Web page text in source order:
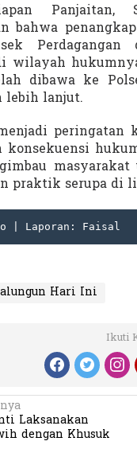
Panjaitan,
bahwa
wilayah
dibawa ke
lebih lanjut.
peringatan
konsekuensi
praktik serupa di
| Laporan: Faisal
Hari Ini
Ikuti
Laksanakan
dengan Khusuk
Partisipasi Pemuda
Pelayanan Sukarela